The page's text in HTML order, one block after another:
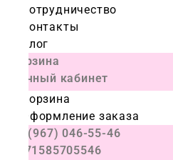
Сотрудничество
Контакты
Блог
Корзина
Личный кабинет
Корзина
Оформление заказа
+7 (967) 046-55-46
+971585705546